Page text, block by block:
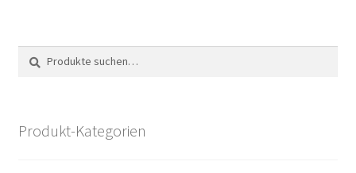
Suche
nach:
Suche
Produkt-Kategorien